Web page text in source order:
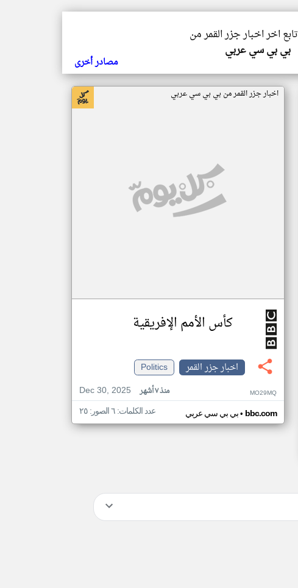
تابع اخر اخبار جزر القمر من
بي بي سي عربي
مصادر أخرى
اخبار جزر القمر من بي بي سي عربي
كأس الأمم الإفريقية
اخبار جزر القمر
Politics
Dec 30, 2025
منذ ٧ أشهر MO29MQ
بي بي سي عربي• bbc.com عدد الكلمات: ٦ الصور: ٢٥